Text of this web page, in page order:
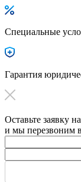
Специальные
Гарантия
Оставьте заявку
и мы перезвоним